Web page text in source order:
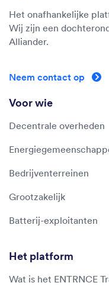
Het onafhankelijke
Wij zijn een
Alliander.
Neem contact op
Voor wie
Decentrale overheden
Bedrijventerreinen
Grootzakelijk
Batterij-exploitanten
Het platform
Wat is het ENTRNCE